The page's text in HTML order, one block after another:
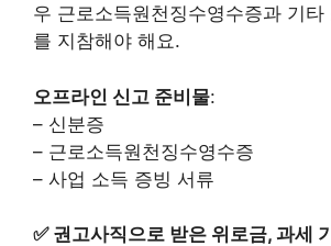
우 근로소득원천징수영수증과 기타
를 지참해야 해요.
오프라인 신고 준비물:
– 신분증
– 근로소득원천징수영수증
– 사업 소득 증빙 서류
✅ 권고사직으로 받은 위로금, 과세